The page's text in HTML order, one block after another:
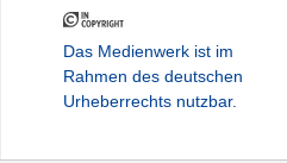
Das Medienwerk ist im
Rahmen des deutschen
Urheberrechts nutzbar.